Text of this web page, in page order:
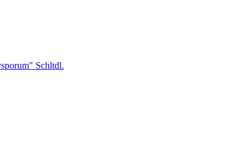
Schltdl.